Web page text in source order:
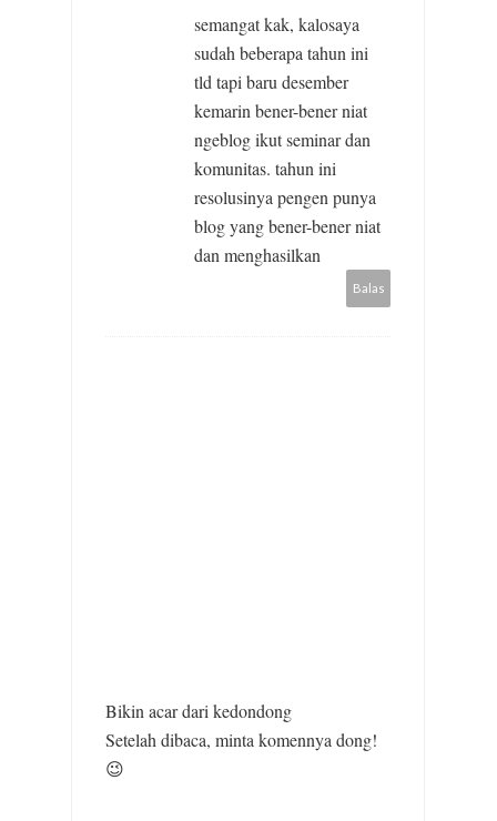
semangat kak, kalosaya
sudah beberapa tahun ini
tld tapi baru desember
kemarin bener-bener niat
ngeblog ikut seminar dan
komunitas. tahun ini
resolusinya pengen punya
blog yang bener-bener niat
dan menghasilkan
Balas
Bikin acar dari kedondong
Setelah dibaca, minta komennya dong!
😉